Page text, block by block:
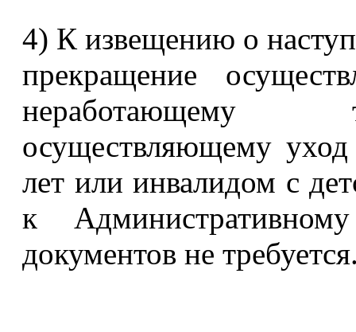
4) К извещению о
прекращение
неработающему
осуществляющему
лет или инвалидом с
к
документов не